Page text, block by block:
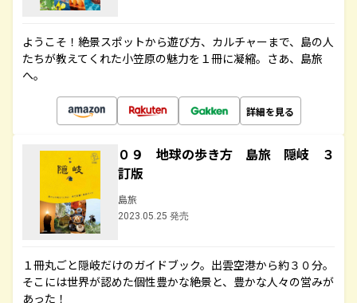
ようこそ！絶景スポットから遊び方、カルチャーまで、島の人
たちが教えてくれた小笠原の魅力を１冊に凝縮。さあ、島旅
へ。
詳細を見る
０９ 地球の歩き方 島旅 隠岐 ３
訂版
島旅
2023.05.25 発売
１冊丸ごと隠岐だけのガイドブック。出雲空港から約３０分。
そこには世界が認めた個性豊かな絶景と、豊かな人々の営みが
あった！